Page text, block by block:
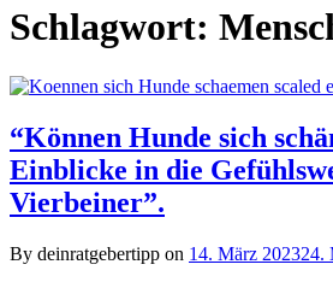
Schlagwort:
“Können Hunde sich
Einblicke in die
Vierbeiner”.
By deinratgebertipp on 14. März 202324.